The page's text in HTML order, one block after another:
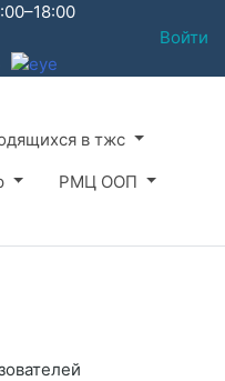
Войти
в тжс
РМЦ ООП